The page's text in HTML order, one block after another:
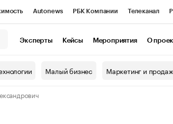
Autonews РБК Компании Телеканал
Эксперты Кейсы Мероприятия О
Малый бизнес Маркетинг и